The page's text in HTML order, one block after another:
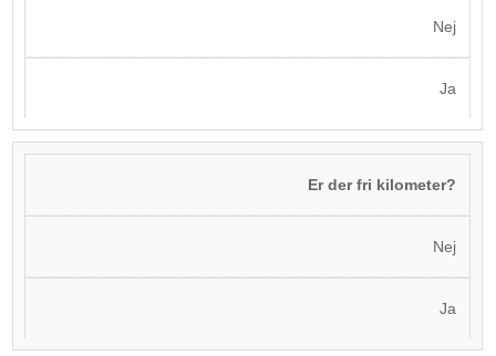
Nej
Ja
Er der fri kilometer?
Nej
Ja